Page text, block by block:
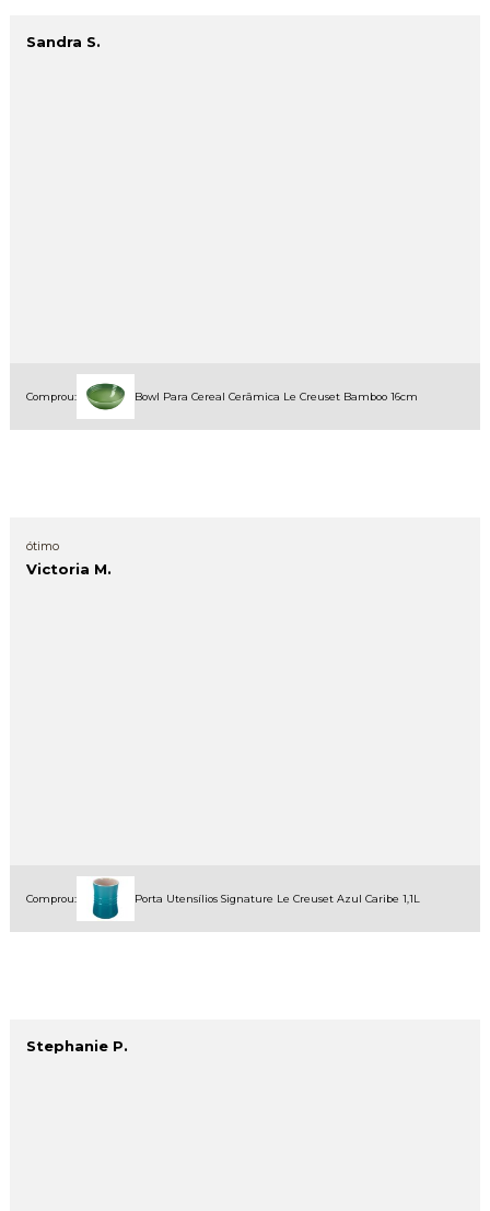
Sandra S.
Comprou: Bowl Para Cereal Cerâmica Le Creuset Bamboo 16cm
ótimo
Victoria M.
Comprou: Porta Utensílios Signature Le Creuset Azul Caribe 1,1L
Stephanie P.